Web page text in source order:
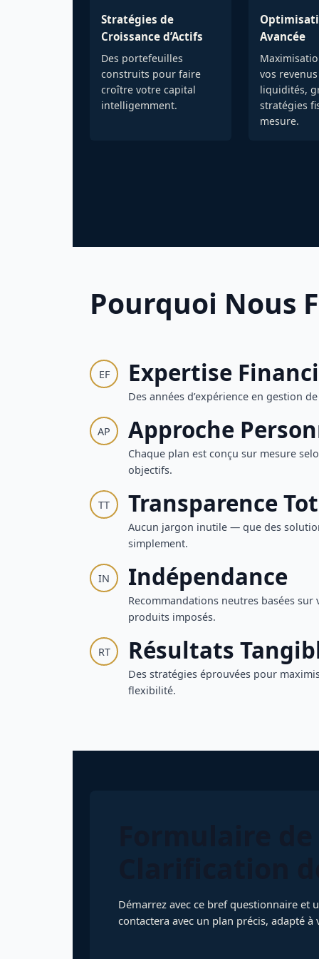
Stratégies de
Croissance d’Actifs
Des portefeuilles
construits pour faire
croître votre capital
intelligemment.
Avancée
vos
liquidités,
stratégies
mesure.
Pourquoi Nous
EF Expertise
Des années d’expérience en gestion
AP Approche
Chaque plan est conçu sur mesure
objectifs.
TT Transparence
Aucun jargon inutile — que des
simplement.
IN Indépendance
Recommandations neutres basées
produits imposés.
RT Résultats
Des stratégies éprouvées pour
flexibilité.
Démarrez avec ce bref questionnaire et
contactera avec un plan précis, adapté